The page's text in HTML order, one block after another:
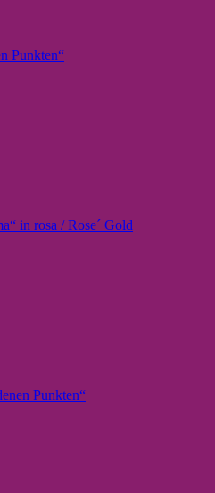
Punkten“
in rosa / Rose´ Gold
Punkten“